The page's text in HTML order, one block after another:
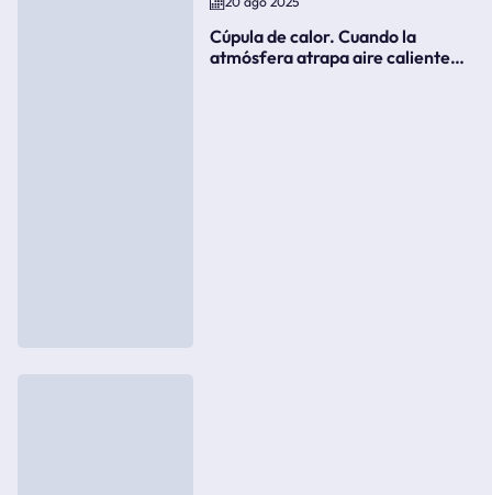
Cúpula de calor. Cuando la
atmósfera atrapa aire caliente